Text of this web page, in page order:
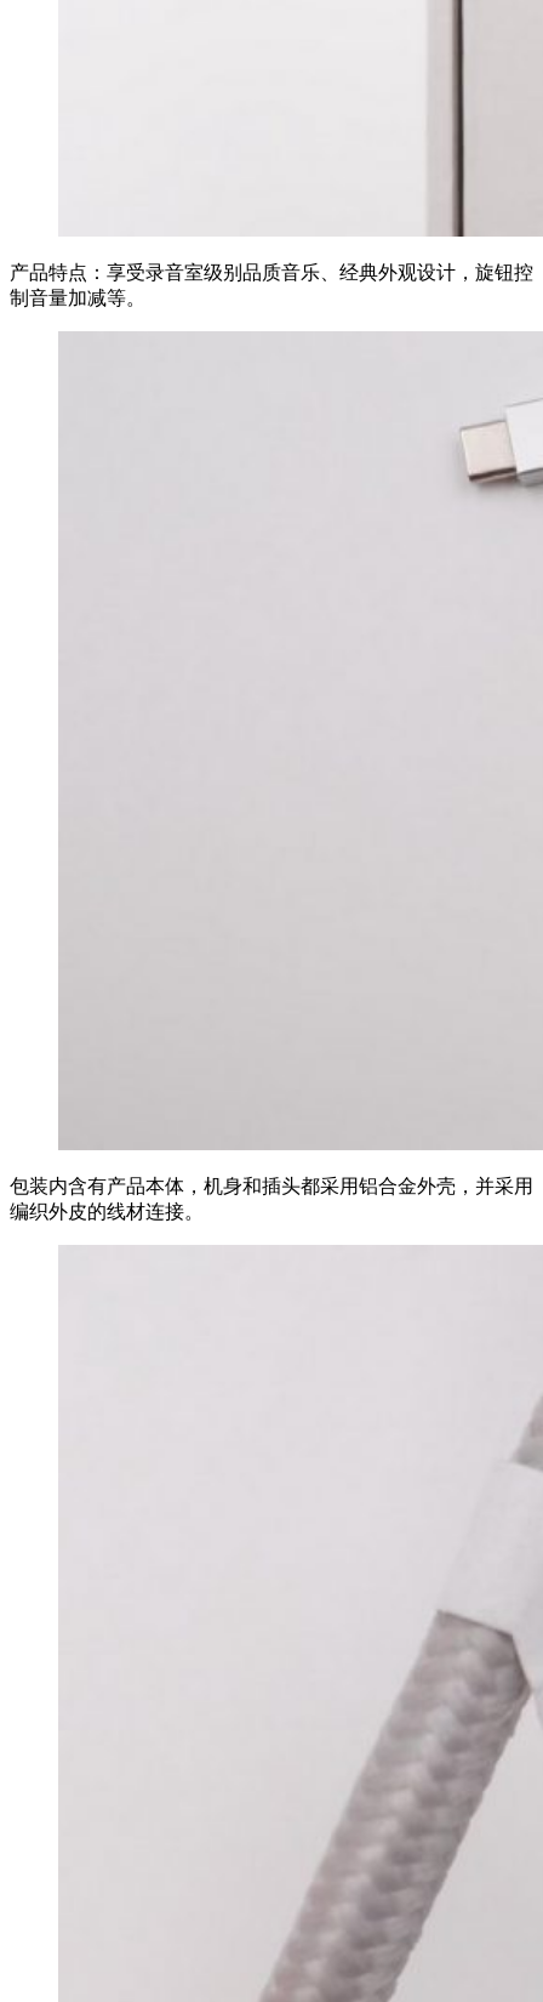
产品特点：享受录音室级别品质音乐、经典外观设计，旋钮控
制音量加减等。
包装内含有产品本体，机身和插头都采用铝合金外壳，并采用
编织外皮的线材连接。